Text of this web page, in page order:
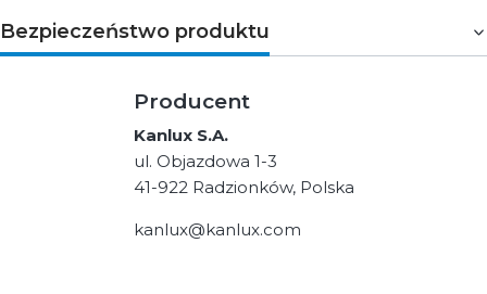
Bezpieczeństwo produktu
Producent
Kanlux S.A.
ul. Objazdowa 1-3
41-922 Radzionków, Polska
kanlux@kanlux.com